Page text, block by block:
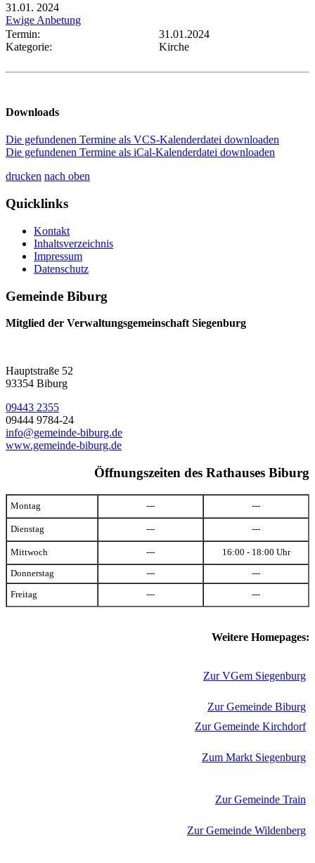
31.01. 2024
Ewige Anbetung
Termin:
31.01.2024
Kategorie:
Kirche
Downloads
Die gefundenen Termine als VCS-Kalenderdatei downloaden
Die gefundenen Termine als iCal-Kalenderdatei downloaden
drucken nach oben
Quicklinks
Kontakt
Inhaltsverzeichnis
Impressum
Datenschutz
Gemeinde Biburg
Mitglied der Verwaltungsgemeinschaft Siegenburg
Hauptstraße 52
93354 Biburg
09443 2355
09444 9784-24
info@gemeinde-biburg.de
www.gemeinde-biburg.de
Öffnungszeiten des Rathauses Biburg
Montag --- ---
Dienstag --- ---
Mittwoch --- 16:00 - 18:00 Uhr
Donnerstag --- ---
Freitag --- ---
Weitere Homepages:
Zur VGem Siegenburg
Zur Gemeinde Biburg
Zur Gemeinde Kirchdorf
Zum Markt Siegenburg
Zur Gemeinde Train
Zur Gemeinde Wildenberg